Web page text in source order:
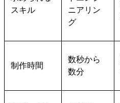
スキル
ニアリン
グ
制作時間
数秒から
数分